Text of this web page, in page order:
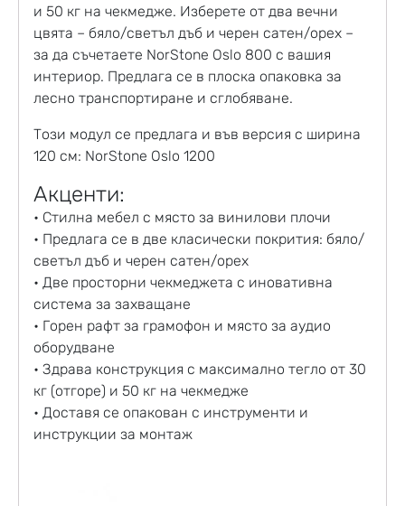
и 50 кг на чекмедже. Изберете от два вечни
цвята – бяло/светъл дъб и черен сатен/орех –
за да съчетаете NorStone Oslo 800 с вашия
интериор. Предлага се в плоска опаковка за
лесно транспортиране и сглобяване.
Този модул се предлага и във версия с ширина
120 см: NorStone Oslo 1200
Акценти:
• Стилна мебел с място за винилови плочи
• Предлага се в две класически покрития: бяло/
светъл дъб и черен сатен/орех
• Две просторни чекмеджета с иновативна
система за захващане
• Горен рафт за грамофон и място за аудио
оборудване
• Здрава конструкция с максимално тегло от 30
кг (отгоре) и 50 кг на чекмедже
• Доставя се опакован с инструменти и
инструкции за монтаж